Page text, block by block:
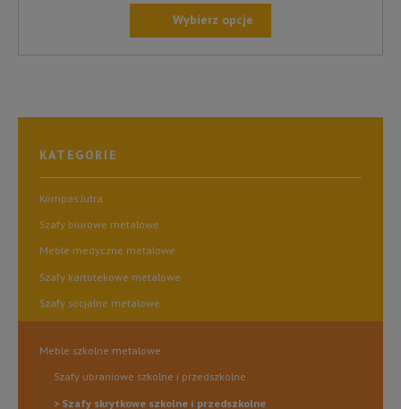
Wybierz opcje
MOŻNA
WYBRAĆ
NA
STRONIE
KATEGORIE
Kompas Jutra
Szafy biurowe metalowe
Meble medyczne metalowe
Szafy kartotekowe metalowe
Szafy socjalne metalowe
Meble szkolne metalowe
Szafy ubraniowe szkolne i przedszkolne
Szafy skrytkowe szkolne i przedszkolne